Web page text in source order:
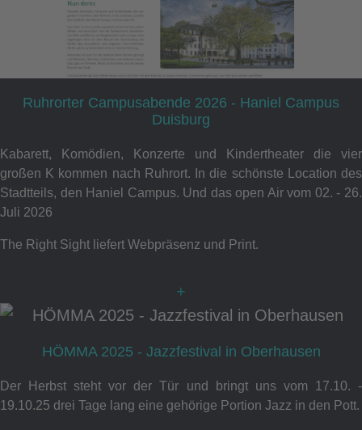
Ruhrorter Campusabende 2026 - Haniel Campus
Duisburg
Kabarett, Komödien, Konzerte und Kindertheater die vier
großen K kommen nach Ruhrort. In die schönste Location des
Stadtteils, den Haniel Campus. Und das open Air vom 02. - 26.
Juli 2026
The Right Sight liefert Webpräsenz und Print.
+
HÖMMA 2025 - Jazzfestival in Oberhausen
Der Herbst steht vor der Tür und bringt uns vom 17.10. -
19.10.25 drei Tage lang eine gehörige Portion Jazz in den Pott.